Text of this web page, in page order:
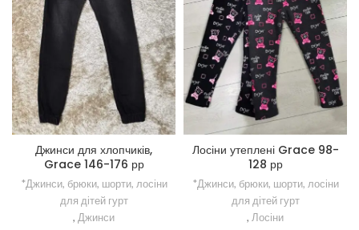
Джинси для хлопчиків,
Grace 146-176 рр
*Джинси, брюки, шорти, лосіни
для дітей гурт
, Джинси
Лосіни утеплені Grace 98-
128 рр
*Джинси, брюки, шорти, лосіни
для дітей гурт
, Лосіни